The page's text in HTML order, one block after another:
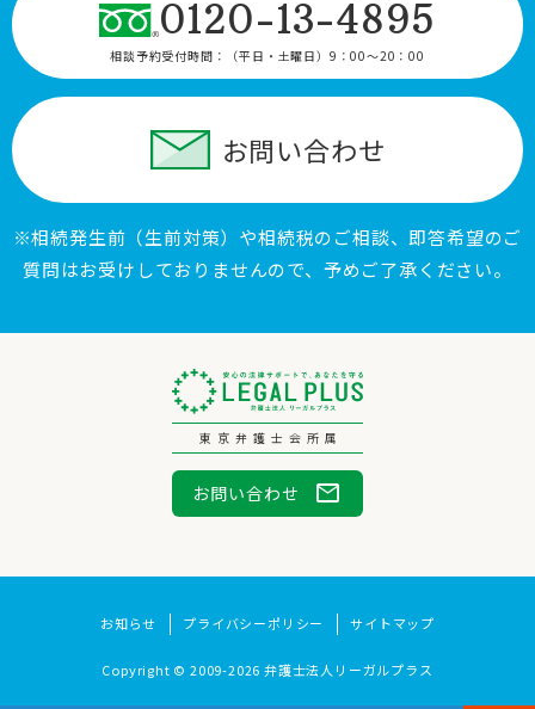
0120-13-4895
相談予約受付時間： （平日・土曜日）9：00〜20：00
お問い合わせ
※相続発生前（生前対策）や相続税のご相談、即答希望のご
質問はお受けしておりませんので、予めご了承ください。
東京弁護士会所属
お問い合わせ mail
お知らせ プライバシーポリシー サイトマップ
Copyright © 2009-2026 弁護士法人リーガルプラス